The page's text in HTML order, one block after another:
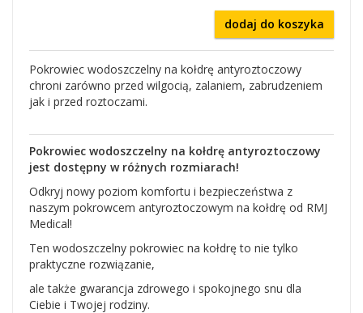
dodaj do koszyka
Pokrowiec wodoszczelny na kołdrę antyroztoczowy
chroni zarówno przed wilgocią, zalaniem, zabrudzeniem
jak i przed roztoczami.
Pokrowiec wodoszczelny na kołdrę antyroztoczowy
jest dostępny w różnych rozmiarach!
Odkryj nowy poziom komfortu i bezpieczeństwa z
naszym pokrowcem antyroztoczowym na kołdrę od RMJ
Medical!
Ten wodoszczelny pokrowiec na kołdrę to nie tylko
praktyczne rozwiązanie,
ale także gwarancja zdrowego i spokojnego snu dla
Ciebie i Twojej rodziny.